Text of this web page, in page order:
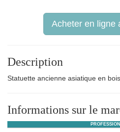
Acheter en ligne
Description
Statuette ancienne asiatique en
Informations sur le